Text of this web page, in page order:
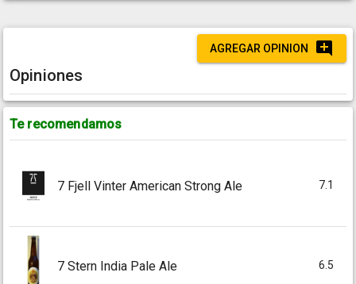
AGREGAR OPINION
Opiniones
Te recomendamos
7 Fjell Vinter American Strong Ale 7.1
7 Stern India Pale Ale 6.5